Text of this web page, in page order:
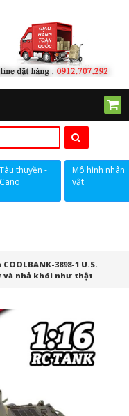
Tàu thuyền -
Cano
Mô hình nhân
vật
3898-1 U.S.
và nhả khói như thật